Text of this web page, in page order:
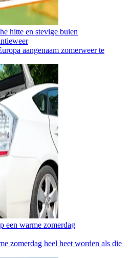
hitte en stevige buien
aangenaam zomerweer te
een warme zomerdag
zomerdag heel heet worden als die